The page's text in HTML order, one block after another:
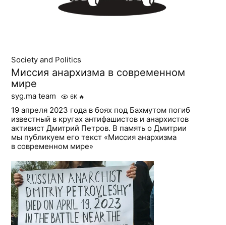
Society and Politics
Миссия анархизма в современном
мире
syg.ma team 6K 🔥
19 апреля 2023 года в боях под Бахмутом погиб
известный в кругах антифашистов и анархистов
активист Дмитрий Петров. В память о Дмитрии
мы публикуем его текст «Миссия анархизма
в современном мире»